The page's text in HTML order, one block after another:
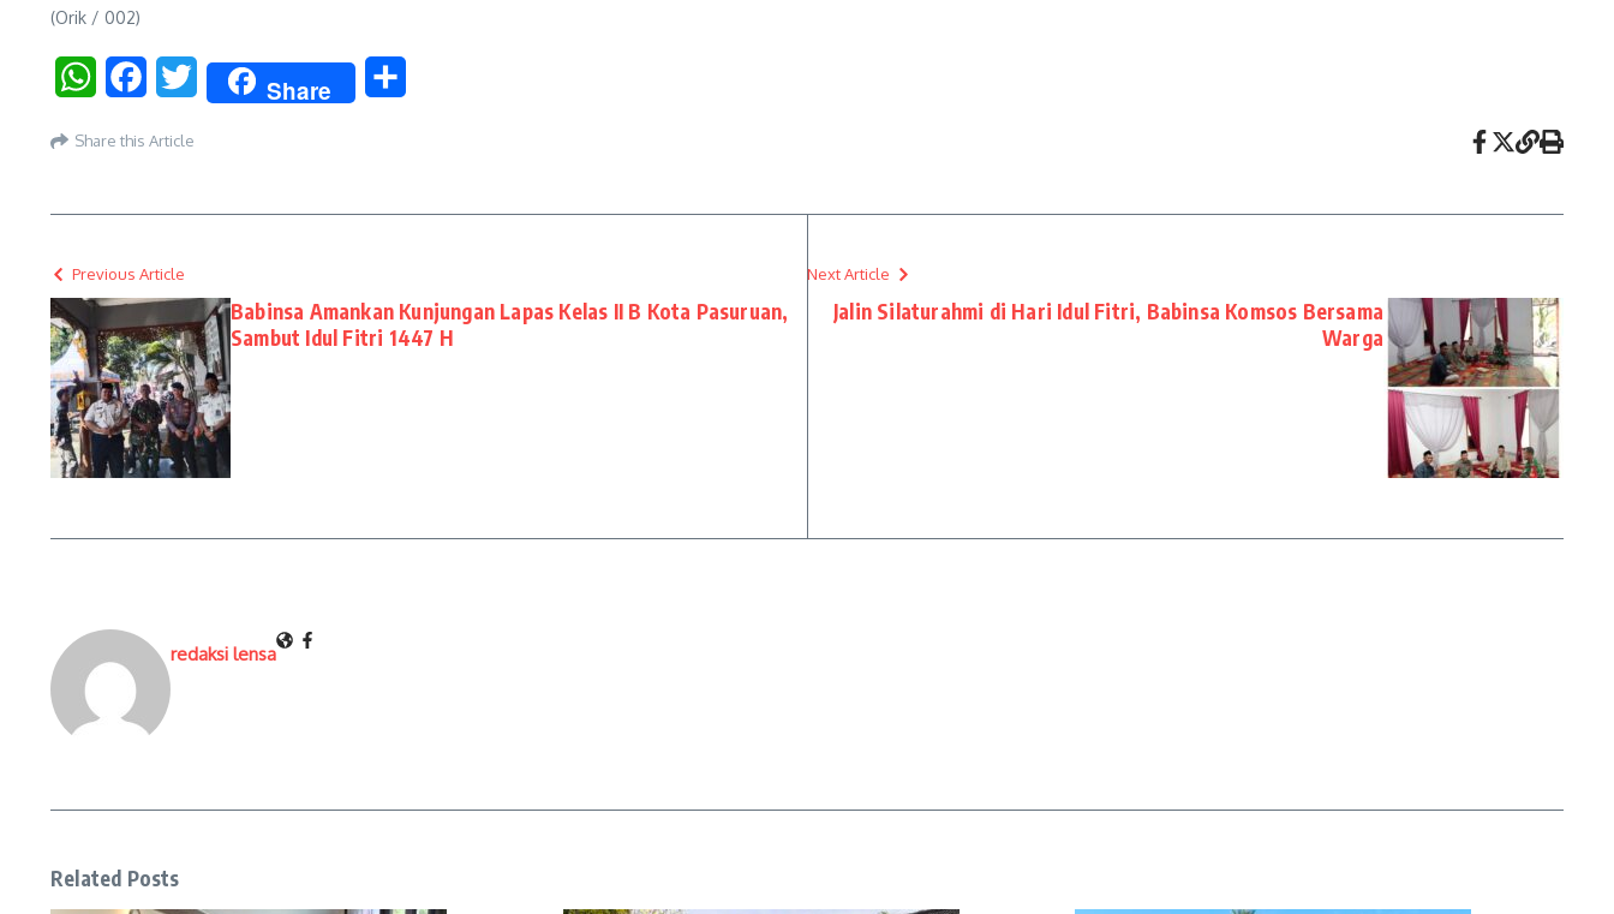
(Orik / 002)
WhatsAppFacebookTwitter Share
Share this Article
Previous Article
Babinsa Amankan Kunjungan Lapas Kelas II B Kota Pasuruan,
Sambut Idul Fitri 1447 H
Next Article
Jalin Silaturahmi di Hari Idul Fitri, Babinsa Komsos Bersama
Warga
redaksi lensa
Related Posts